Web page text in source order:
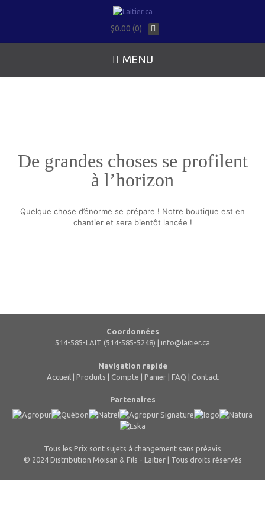
$0.00 (0)
MENU
De grandes choses se profilent
à l’horizon
Quelque chose d’énorme se prépare ! Notre boutique est en
chantier et sera bientôt lancée !
Coordonnées
514-585-LAIT (514-585-5248) | info@laitier.ca
Navigation rapide
Accueil | Produits | Compte | Panier| FAQ | Contact
Partenaires
Tous les Prix sont sujets à changement sans préavis
© 2024 Distribution Moisan & Fils - Laitier | Tous droits réservés